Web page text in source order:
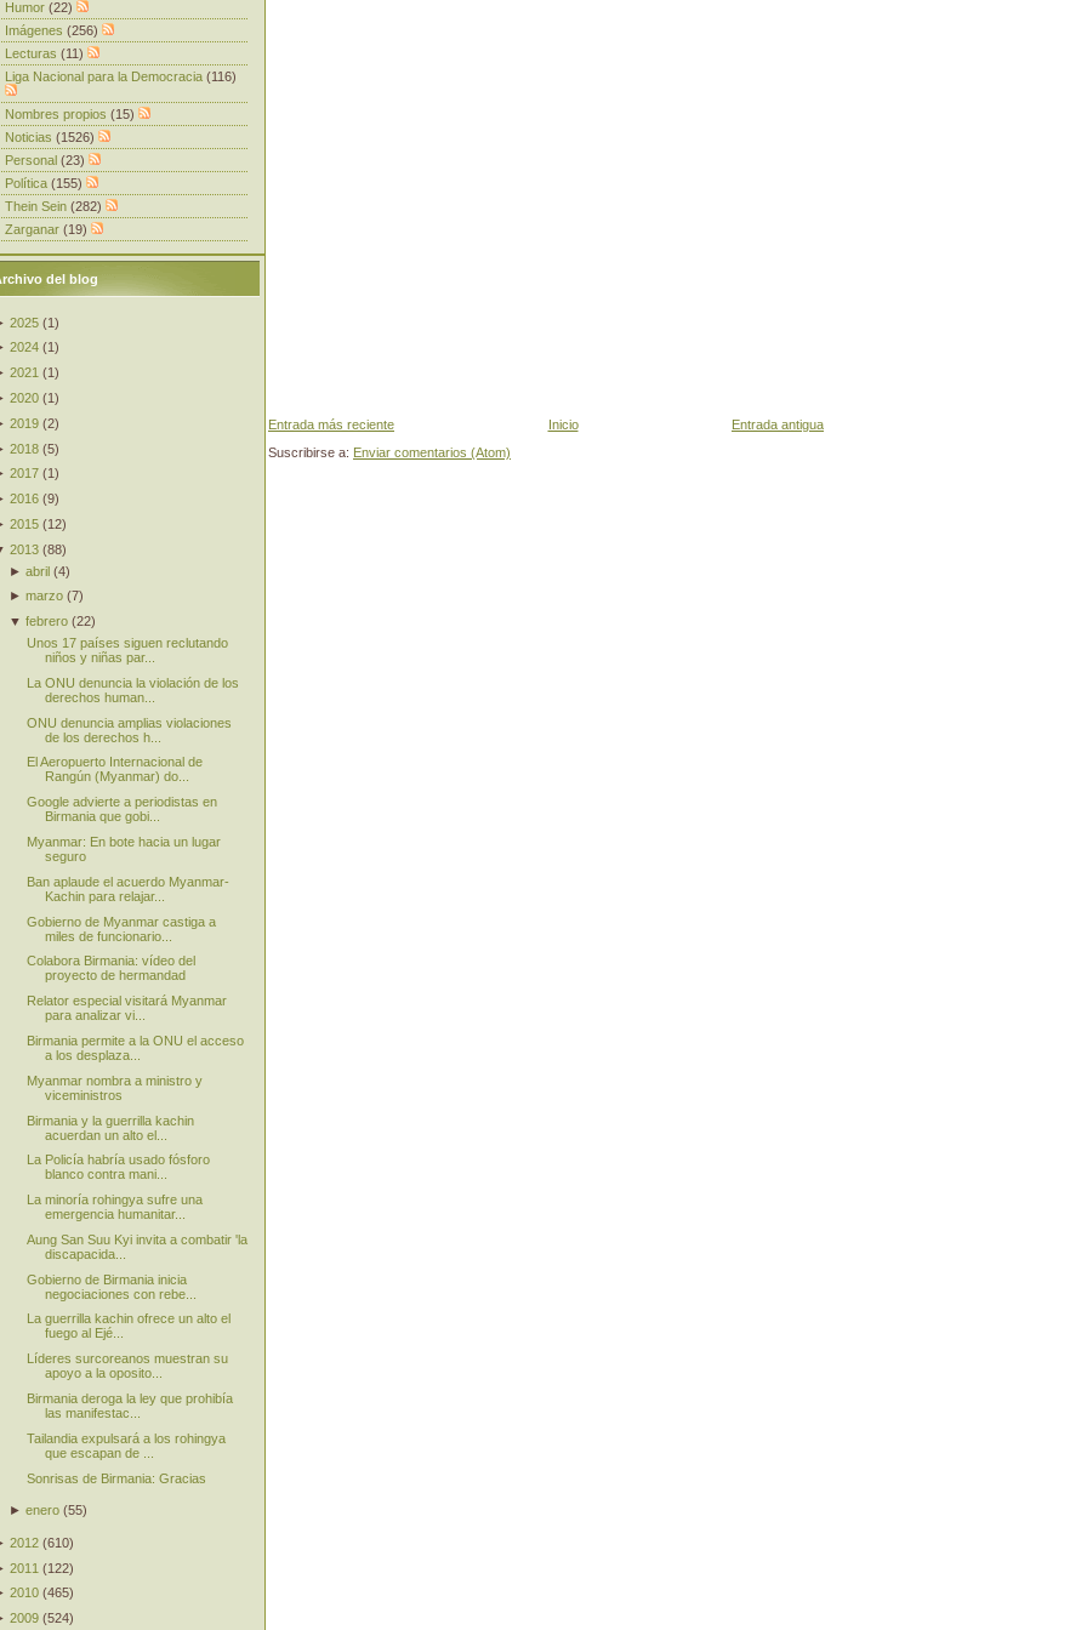
Entrada más reciente Entrada antigua
Inicio
Suscribirse a: Enviar comentarios (Atom)
Humor (22)
Imágenes (256)
Lecturas (11)
Liga Nacional para la Democracia (116)
Nombres propios (15)
Noticias (1526)
Personal (23)
Política (155)
Thein Sein (282)
Zarganar (19)
del blog
2025 (1)
2024 (1 )
2021 (1)
2020 (1)
2019 (2)
2018 (5)
2017 (1 )
2016 (9)
2015 (12)
2013 (88)
►abril (4)
►marzo (7)
▼febrero (22)
Unos 17 países siguen reclutando
niños y niñas par...
La ONU denuncia la violación de los
derechos human...
ONU denuncia amplias violaciones
de los derechos h...
El Aeropuerto Internacional de
Rangún (Myanmar) do...
Google advierte a periodistas en
Birmania que gobi...
Myanmar: En bote hacia un lugar
seguro
Ban aplaude el acuerdo Myanmar-
Kachin para relajar...
Gobierno de Myanmar castiga a
miles de funcionario...
Colabora Birmania: vídeo del
proyecto de hermandad
Relator especial visitará Myanmar
para analizar vi...
Birmania permite a la ONU el acceso
a los desplaza...
Myanmar nombra a ministro y
viceministros
Birmania y la guerrilla kachin
acuerdan un alto el...
La Policía habría usado fósforo
blanco contra mani...
La minoría rohingya sufre una
emergencia humanitar...
Aung San Suu Kyi invita a combatir 'la
discapacida...
Gobierno de Birmania inicia
negociaciones con rebe...
La guerrilla kachin ofrece un alto el
fuego al Ejé...
Líderes surcoreanos muestran su
apoyo a la oposito...
Birmania deroga la ley que prohibía
las manifestac...
Tailandia expulsará a los rohingya
que escapan de ...
Sonrisas de Birmania: Gracias
►enero (55)
2012 (610)
2011 (122)
2010 (465)
2009 (524)